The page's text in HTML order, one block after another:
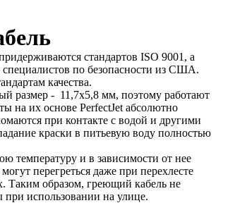
стандартов ISO 9001, а
по безопасности из США.
качества.
размер - 11,7x5,8 мм, поэтому работают
на их основе PerfectJet абсолютно
при контакте с водой и другими
краски в питьевую воду полностью
температуру и в зависимости от нее
перегреться даже при перехлесте
Таким образом, греющий кабель не
при использовании на улице.